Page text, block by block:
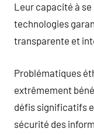
Leur capacité à se
technologies
transparente et
Problématiques
extrêmement
défis significatifs
sécurité des